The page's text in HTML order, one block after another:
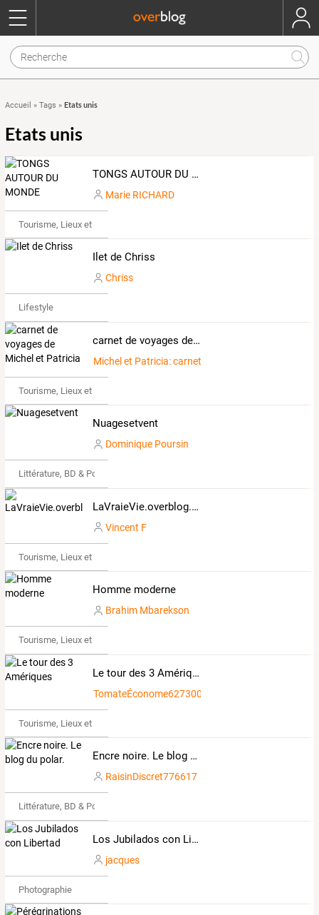
Accueil » Tags » Etats unis
Etats unis
TONGS AUTOUR DU MONDE
Marie RICHARD
Tourisme, Lieux et Événements
Ilet de Chriss
Chriss
Lifestyle
carnet de voyages de Michel et Patricia
Michel et Patricia: carnet de voyage
Tourisme, Lieux et Événements
Nuagesetvent
Dominique Poursin
Littérature, BD & Poésie
LaVraieVie.overblog.com
Vincent F
Tourisme, Lieux et Événements
Homme moderne
Brahim Mbarekson
Tourisme, Lieux et Événements
Le tour des 3 Amériques
TomateÉconome627300
Tourisme, Lieux et Événements
Encre noire. Le blog du polar.
RaisinDiscret776617
Littérature, BD & Poésie
Los Jubilados con Libertad
jacques
Photographie